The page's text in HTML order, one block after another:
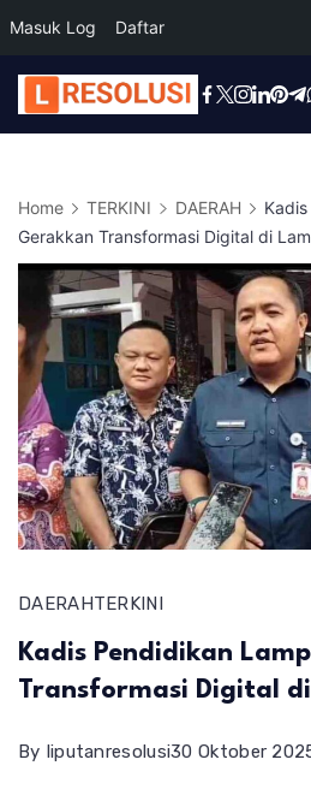
Masuk Log Daftar
Skip
to
Home TERKINI DAERAH
Gerakkan Transformasi Digital di
DAERAHTERKINI
Kadis Pendidikan
Transformasi Digital
By liputanresolusi30 Oktober